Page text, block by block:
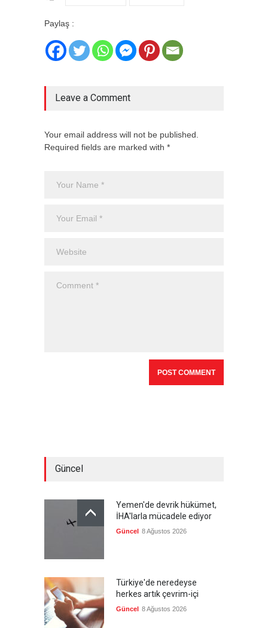
Paylaş :
Leave a Comment
Your email address will not be published.
Required fields are marked with *
Güncel
Yemen'de devrik hükümet,
İHA'larla mücadele ediyor
Güncel 8 Ağustos 2026
Türkiye'de neredeyse
herkes artık çevrim-içi
Güncel 8 Ağustos 2026